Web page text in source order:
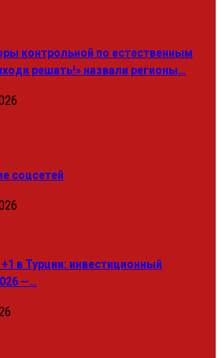
контрольной по естественным
решать!» назвали регионы…
соцсетей
в Турции: инвестиционный
—…